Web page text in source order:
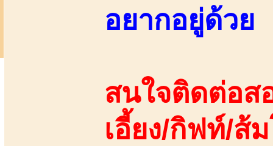
อยากอยู่ด้วย
สนใจติดต่อส
เอี้ยง/กิฟท์/ส้